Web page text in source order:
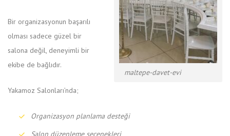
maltepe-davet-evi
Bir organizasyonun başarılı
olması sadece güzel bir
salona değil, deneyimli bir
ekibe de bağlıdır.
Yakamoz Salonları’nda;
Organizasyon planlama desteği
Salon düzenleme seçenekleri